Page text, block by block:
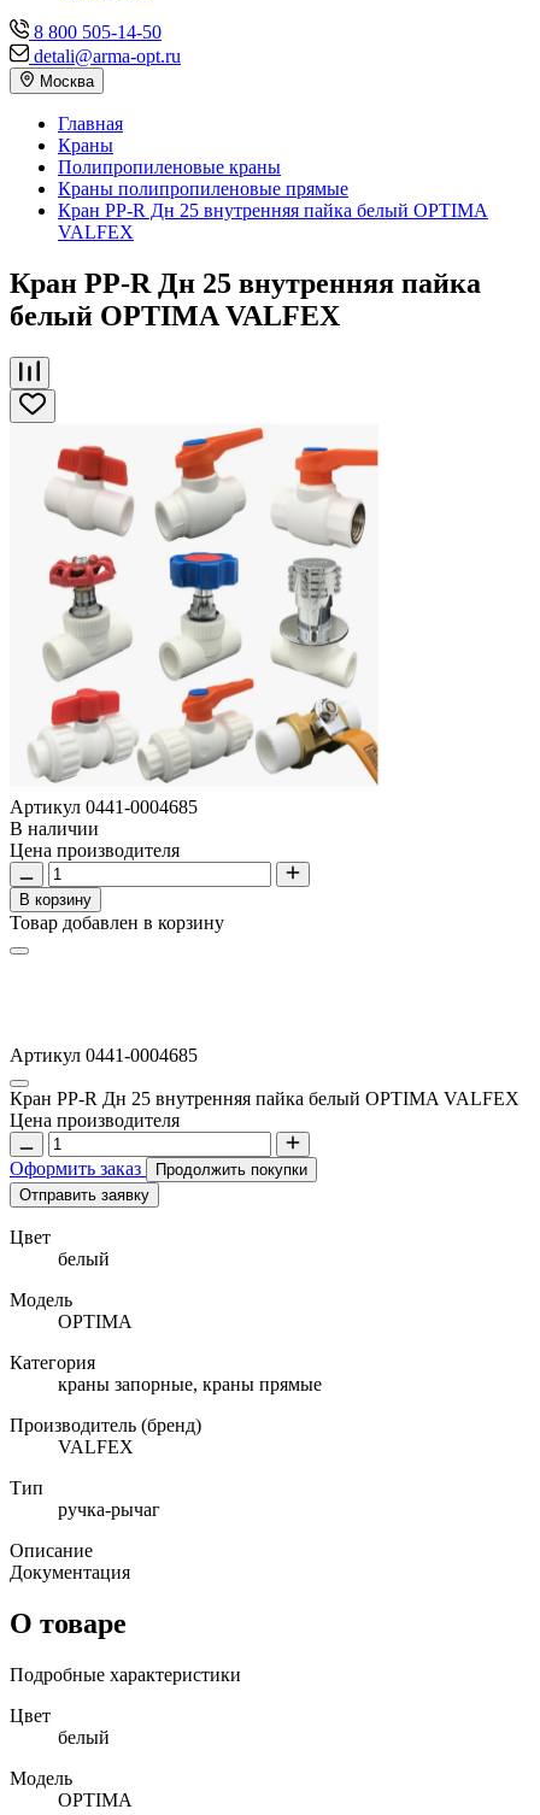
8 800 505-14-50
detali@arma-opt.ru
Москва
Главная
Краны
Полипропиленовые краны
Краны полипропиленовые прямые
Кран PP-R Дн 25 внутренняя пайка белый OPTIMA
VALFEX
Кран PP-R Дн 25 внутренняя пайка
белый OPTIMA VALFEX
Артикул 0441-0004685
В наличии
Цена производителя
В корзину
Товар добавлен в корзину
Артикул 0441-0004685
Кран PP-R Дн 25 внутренняя пайка белый OPTIMA VALFEX
Цена производителя
Оформить заказ
Продолжить покупки
Отправить заявку
Цвет
белый
Модель
OPTIMA
Категория
краны запорные, краны прямые
Производитель (бренд)
VALFEX
Тип
ручка-рычаг
Описание
Документация
О товаре
Подробные характеристики
Цвет
белый
Модель
OPTIMA